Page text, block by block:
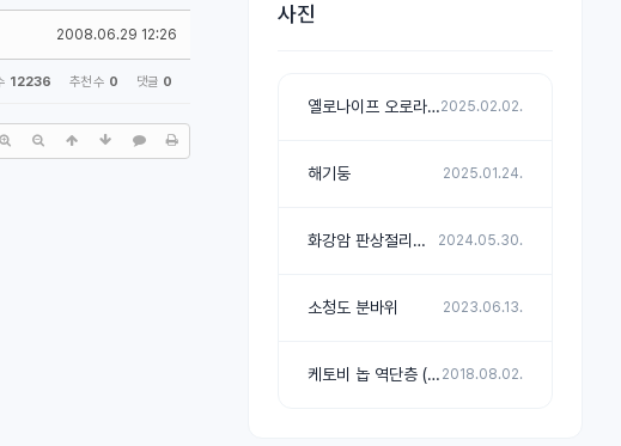
사진
옐로나이프 오로라 관측 첫 날2025.02.02.
해기둥 2025.01.24.
화강암 판상절리와 토르 2024.05.30.
소청도 분바위 2023.06.13.
케토비 놉 역단층 (쓰러스트 단층) 2018.08.02.
2008.06.29 12:26
12236 추천 수 0 댓글 0